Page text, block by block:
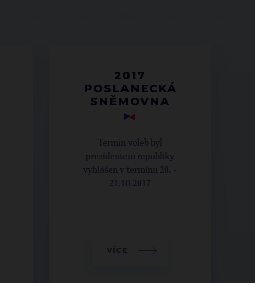
2017
POSLANECKÁ
SNĚMOVNA
Termín voleb byl
prezidentem republiky
vyhlášen v termínu 20. -
21.10.2017
VÍCE